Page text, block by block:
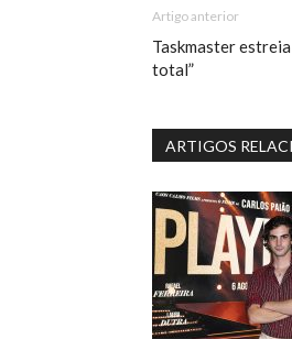
Artigo anterior
Taskmaster
total”
ARTIGOS